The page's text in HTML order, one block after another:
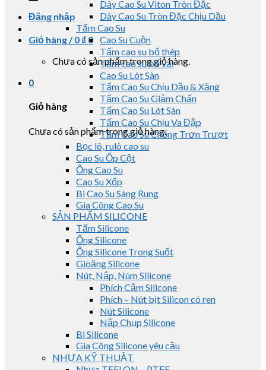
Đăng nhập
Giỏ hàng /0 ₫ 0
Chưa có sản phẩm trong giỏ hàng.
0
Giỏ hàng
Chưa có sản phẩm trong giỏ hàng.
Dây Cao Su Viton Tròn Đặc
Dây Cao Su Tròn Đặc Chịu Dầu
Tấm Cao Su
Cao Su Cuộn
Tấm cao su bố thép
Tấm cao su bố vải
Cao Su Lót Sàn
Tấm Cao Su Chịu Dầu & Xăng
Tấm Cao Su Giảm Chấn
Tấm Cao Su Lót Sàn
Tấm Cao Su Chịu Va Đập
Tấm Cao Su Chống Trơn Trượt
Bọc lô, rulô cao su
Cao Su Ốp Cột
Ống Cao Su
Cao Su Xốp
Bi Cao Su Sàng Rung
Gia Công Cao Su
SẢN PHẨM SILICONE
Tấm Silicone
Ống Silicone
Ống Silicone Trong Suốt
Gioăng Silicone
Nút, Nắp, Núm Silicone
Phích Cắm Silicone
Phích – Nút bịt Silicon có ren
Nút Silicone
Nắp Chụp Silicone
Bi Silicone
Gia Công Silicone yêu cầu
NHỰA KỸ THUẬT